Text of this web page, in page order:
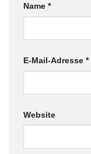
Name *
E-Mail-Adresse *
Website